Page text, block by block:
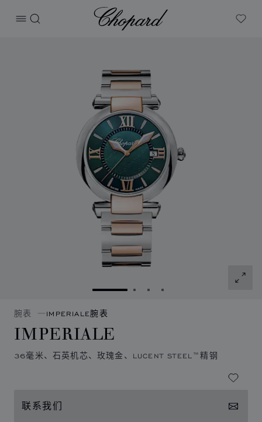
打开菜单
搜索
Chopard
My
转到幻灯片 1转到幻灯片 2
转到幻灯片 3
转到幻灯片 4
腕表 IMPERIALE腕表
IMPERIALE
36毫米、石英机芯、玫瑰金、LUCENT STEEL™精钢
联系我们